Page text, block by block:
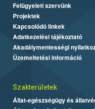
Felügyeleti szervünk
Projektek
Kapcsolódó linkek
Adatkezelési tájékoztató
Akadálymentességi
Üzemeltetési információ
Szakterületek
Állat-egészségügy és